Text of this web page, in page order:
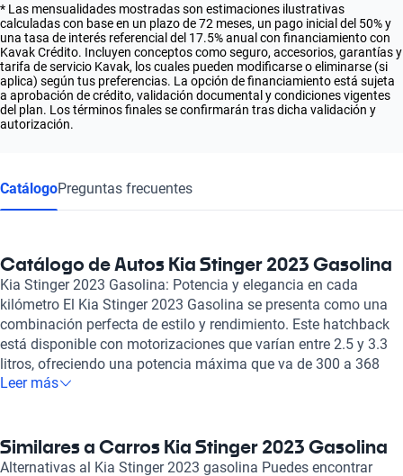
* Las mensualidades mostradas son estimaciones ilustrativas
calculadas con base en un plazo de 72 meses, un pago inicial del 50% y
una tasa de interés referencial del 17.5% anual con financiamiento con
Kavak Crédito. Incluyen conceptos como seguro, accesorios, garantías y
tarifa de servicio Kavak, los cuales pueden modificarse o eliminarse (si
aplica) según tus preferencias. La opción de financiamiento está sujeta
a aprobación de crédito, validación documental y condiciones vigentes
del plan. Los términos finales se confirmarán tras dicha validación y
autorización.
CatálogoPreguntas frecuentes
Catálogo de Autos Kia Stinger 2023 Gasolina
Kia Stinger 2023 Gasolina: Potencia y elegancia en cada
kilómetro El Kia Stinger 2023 Gasolina se presenta como una
combinación perfecta de estilo y rendimiento. Este hatchback
está disponible con motorizaciones que varían entre 2.5 y 3.3
litros, ofreciendo una potencia máxima que va de 300 a 368
caballos de fuerza. Su diseño moderno no solo atrae miradas,
escapadas de fin de semana. El interior del Kia Stinger 2023
está pensado para el confort, con capacidad para cinco
Leer más
Similares a Carros Kia Stinger 2023 Gasolina
Alternativas al Kia Stinger 2023 gasolina Puedes encontrar